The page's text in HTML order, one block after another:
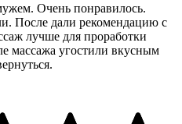
Очень понравилось.
После дали рекомендацию с
лучше для проработки
массажа угостили вкусным